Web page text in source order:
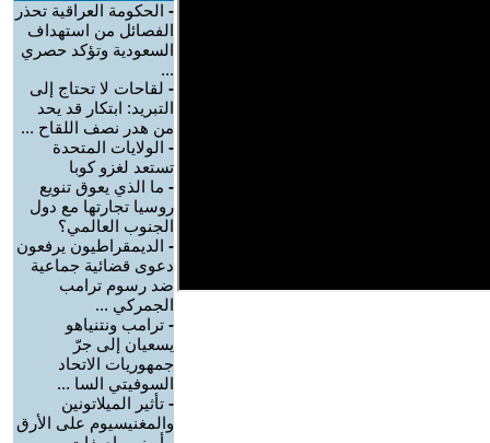
- الحكومة العراقية تحذر
الفصائل من استهداف
السعودية وتؤكد حصري
...
- لقاحات لا تحتاج إلى
التبريد: ابتكار قد يحد
من هدر نصف اللقاح ...
- الولايات المتحدة
تستعد لغزو كوبا
- ما الذي يعوق تنويع
روسيا تجارتها مع دول
الجنوب العالمي؟
- الديمقراطيون يرفعون
دعوى قضائية جماعية
ضد رسوم ترامب
الجمركي ...
- ترامب ونتنياهو
يسعيان إلى جرّ
جمهوريات الاتحاد
السوفيتي السا ...
- تأثير الميلاتونين
والمغنيسيوم على الأرق